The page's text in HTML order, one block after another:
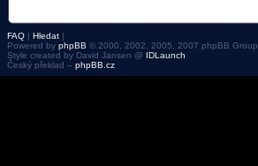
FAQ | Hledat |
Powered by phpBB © 2000, 2002, 2005, 2007 phpBB Group
Style created by David Jansen @ IDLaunch
Český překlad – phpBB.cz